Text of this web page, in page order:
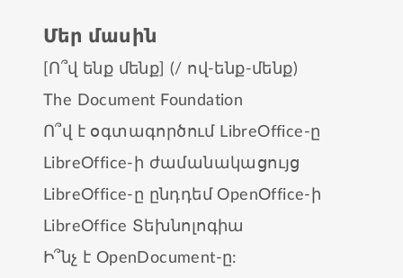
Մեր մասին
[Ո՞վ ենք մենք] (/ ով-ենք-մենք)
The Document Foundation
Ո՞վ է օգտագործում LibreOffice-ը
LibreOffice-ի ժամանակացույց
LibreOffice-ը ընդդեմ OpenOffice-ի
LibreOffice Տեխնոլոգիա
Ի՞նչ է OpenDocument-ը: